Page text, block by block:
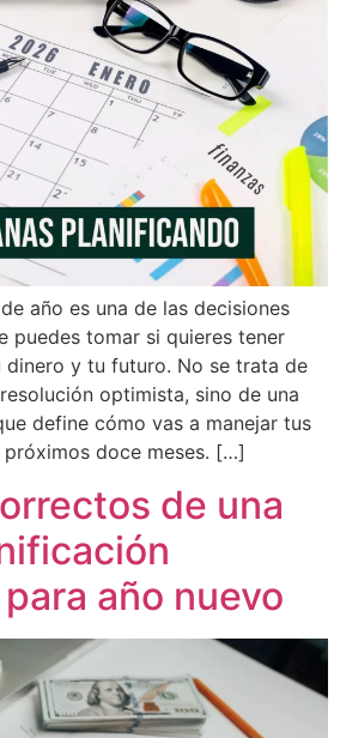
año es una de las decisiones
puedes tomar si quieres tener
y tu futuro. No se trata de
optimista, sino de una
define cómo vas a manejar tus
doce meses. […]
de una
año nuevo